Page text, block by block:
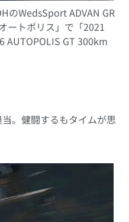
のWedsSport ADVAN GR
ートポリス」で「2021
AUTOPOLIS GT 300km
。健闘するもタイムが思